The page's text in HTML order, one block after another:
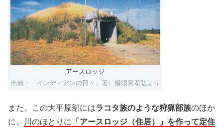
アースロッジ
出典：「インディアンの日々」著）横須賀孝弘より
また、この大平原部にはラコタ族のような狩猟部族のほか
に、
川のほとりに
「アースロッジ（住居）」を作って定住